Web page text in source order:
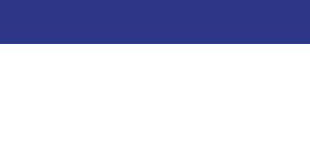
съдържание